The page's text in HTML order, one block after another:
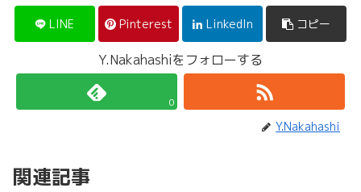
LINE Pinterest LinkedIn コピー
Y.Nakahashiをフォローする
0
Y.Nakahashi
関連記事